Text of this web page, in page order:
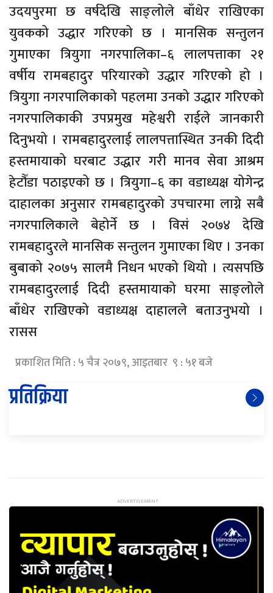
उदयपुरमा छ वर्षदेखि साङ्लोले बाँधेर राखिएका
युवकको उद्धार गरिएको छ । मानसिक सन्तुलन
गुमाएका त्रियुगा नगरपालिका–६ लालपत्ताका २१
वर्षीय रामबहादुर परियारको उद्धार गरिएको हो ।
त्रियुगा नगरपालिकाको पहलमा उनको उद्धार गरिएको
नगरपालिकाकी उपप्रमुख महेश्वरी राईले जानकारी
दिनुभयो । रामबहादुरलाई लालपत्तास्थित उनकी दिदी
हस्तमायाको घरबाट उद्धार गरी मानव सेवा आश्रम
हेटौँडा पठाइएको छ । त्रियुगा–६ का वडाध्यक्ष योगेन्द्र
दाहालका अनुसार रामबहादुरको उपचारमा लाग्ने सबै
नगरपालिकाले बेहोर्ने छ । विसं २०७४ देखि
रामबहादुरले मानसिक सन्तुलन गुमाएका थिए । उनका
बुबाको २०७५ सालमै निधन भएको थियो । त्यसपछि
रामबहादुरलाई दिदी हस्तमायाको घरमा साङ्लोले
बाँधेर राखिएको वडाध्यक्ष दाहालले बताउनुभयो ।
रासस
प्रकाशित मिति : ५ चैत्र २०७९, आइतबार ९ : ५१ बजे
प्रतिक्रिया